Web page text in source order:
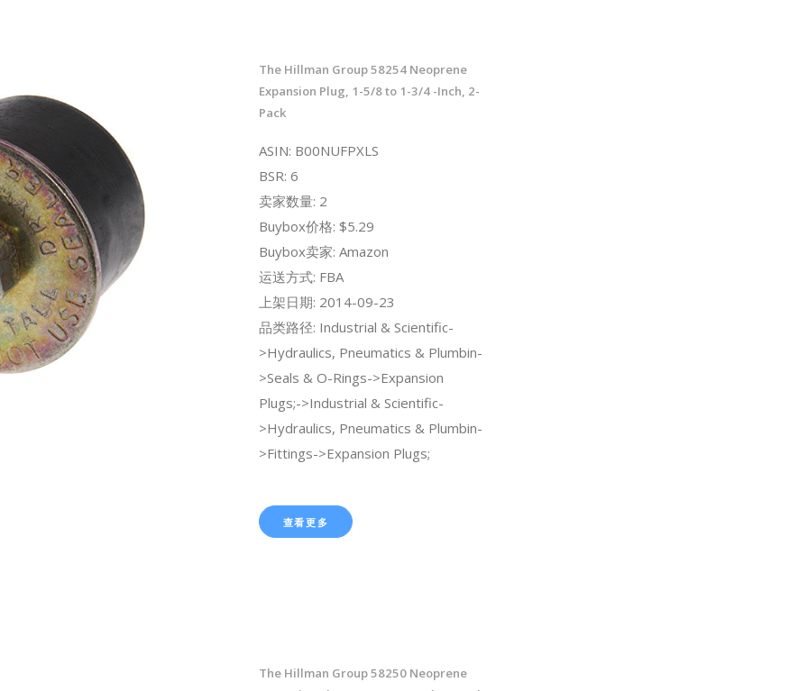
The Hillman Group 58254 Neoprene
Expansion Plug, 1-5/8 to 1-3/4 -Inch, 2-
Pack
ASIN: B00NUFPXLS
BSR: 6
卖家数量: 2
Buybox价格: $5.29
Buybox卖家: Amazon
运送方式: FBA
上架日期: 2014-09-23
品类路径: Industrial & Scientific-
>Hydraulics, Pneumatics & Plumbin-
>Seals & O-Rings->Expansion
Plugs;->Industrial & Scientific-
>Hydraulics, Pneumatics & Plumbin-
>Fittings->Expansion Plugs;
查看更多
The Hillman Group 58250 Neoprene